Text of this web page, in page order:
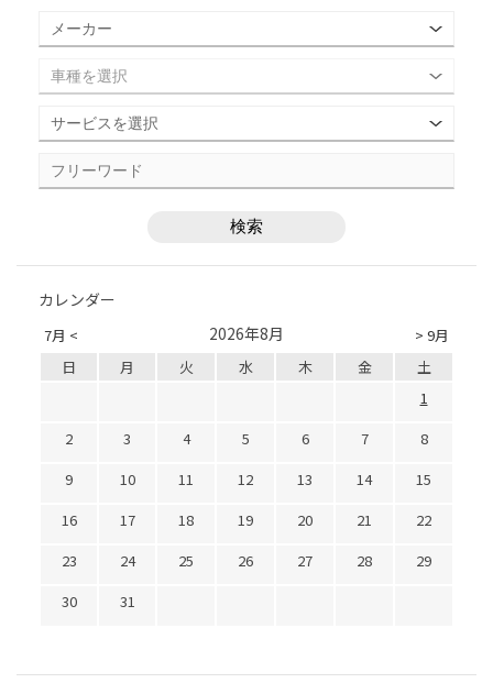
カレンダー
7月 < > 9月
2026年8月
日 月 火 水 木 金
土
1
2
3 4 5 6 7
8
9
10 11 12 13 14
15
16
17 18 19 20 21
22
23
24 25 26 27 28
29
30
31